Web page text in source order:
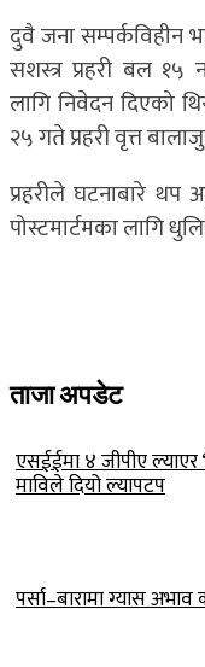
दुवै जना सम्पर्कविहीन
सशस्त्र प्रहरी बल १५
लागि निवेदन दिएको
२५ गते प्रहरी वृत्त
प्रहरीले घटनाबारे
पोस्टमार्टमका लागि
ताजा अपडेट
एसईईमा ४ जीपीए
माविले दियो ल्यापटप
पर्सा–बारामा ग्यास